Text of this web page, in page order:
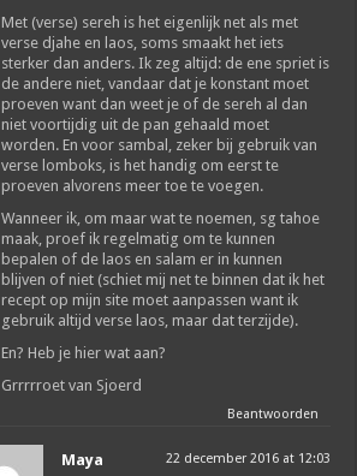
Met (verse) sereh is het eigenlijk net als met
verse djahe en laos, soms smaakt het iets
sterker dan anders. Ik zeg altijd: de ene spriet is
de andere niet, vandaar dat je konstant moet
proeven want dan weet je of de sereh al dan
niet voortijdig uit de pan gehaald moet
worden. En voor sambal, zeker bij gebruik van
verse lomboks, is het handig om eerst te
proeven alvorens meer toe te voegen.
Wanneer ik, om maar wat te noemen, sg tahoe
maak, proef ik regelmatig om te kunnen
bepalen of de laos en salam er in kunnen
blijven of niet (schiet mij net te binnen dat ik het
recept op mijn site moet aanpassen want ik
gebruik altijd verse laos, maar dat terzijde).
En? Heb je hier wat aan?
Grrrrroet van Sjoerd
Beantwoorden
Maya 22 december 2016 at 12:03